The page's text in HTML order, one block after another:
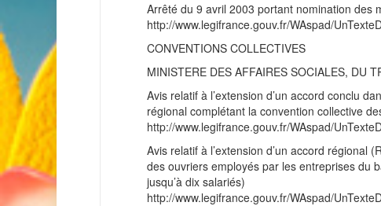
Arrêté du 9 avril 2003 portant nomination des
http://www.legifrance.gouv.fr/WAspad/
CONVENTIONS COLLECTIVES
MINISTERE DES AFFAIRES SOCIALES, DU
Avis relatif à l’extension d’un accord conclu
régional complétant la convention collective
http://www.legifrance.gouv.fr/WAspad/
Avis relatif à l’extension d’un accord régional
des ouvriers employés par les entreprises du
jusqu’à dix salariés)
http://www.legifrance.gouv.fr/WAspad/